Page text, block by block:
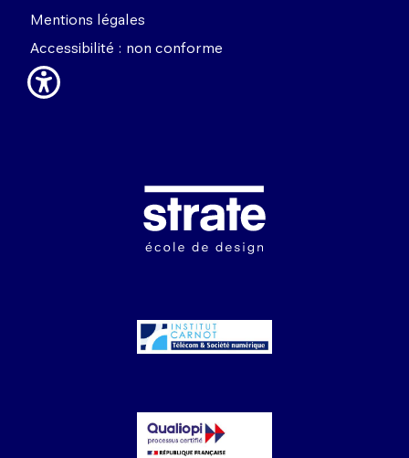
Image
Mentions légales
Accessibilité : non conforme